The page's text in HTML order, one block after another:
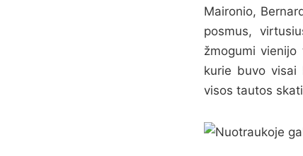
Maironio,
posmus,
žmogumi
kurie buvo visai
visos tautos